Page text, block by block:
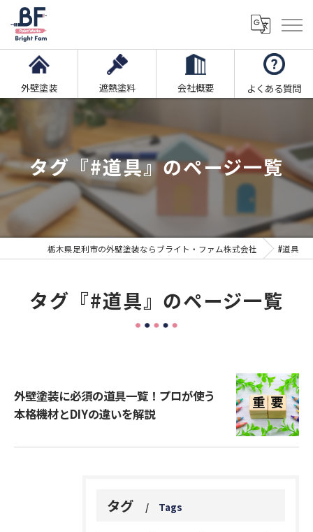
外壁塗装 遮熱塗料 会社概要 よくある質問
タグ『#道具』のページ一覧
栃木県足利市の外壁塗装ならブライト・ファム株式会社 #道具
タグ『#道具』のページ一覧
外壁塗装に必須の道具一覧！プロが使う
本格機材とDIYの違いを解説
タグ Tags